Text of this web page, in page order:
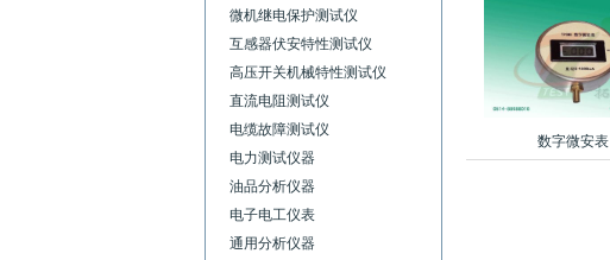
微机继电保护测试仪
互感器伏安特性测试仪
高压开关机械特性测试仪
直流电阻测试仪
电缆故障测试仪
电力测试仪器
油品分析仪器
电子电工仪表
通用分析仪器
数字微安表